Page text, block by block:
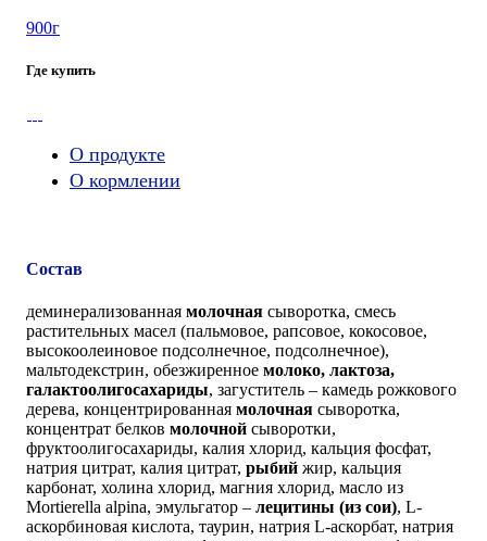
900г
Где купить
О продукте
О кормлении
Состав
деминерализованная молочная сыворотка, смесь
растительных масел (пальмовое, рапсовое, кокосовое,
высокоолеиновое подсолнечное, подсолнечное),
мальтодекстрин, обезжиренное молоко, лактоза,
галактоолигосахариды, загуститель – камедь рожкового
дерева, концентрированная молочная сыворотка,
концентрат белков молочной сыворотки,
фруктоолигосахариды, калия хлорид, кальция фосфат,
натрия цитрат, калия цитрат, рыбий жир, кальция
карбонат, холина хлорид, магния хлорид, масло из
Mortierella alpina, эмульгатор – лецитины (из сои), L-
аскорбиновая кислота, таурин, натрия L-аскорбат, натрия